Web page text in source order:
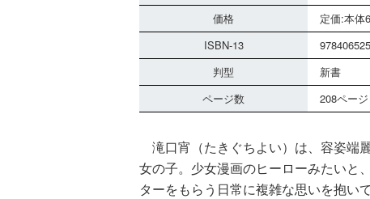
価格
定価:本体
ISBN-13
判型
新書
ページ数
208ページ
滝口宵（たきぐちよい）は、容姿端
女の子。少女漫画のヒーローみたいと
ターをもらう日常に複雑な思いを抱い
黒魔女さ
さん！？
組 黒魔女
る！！（